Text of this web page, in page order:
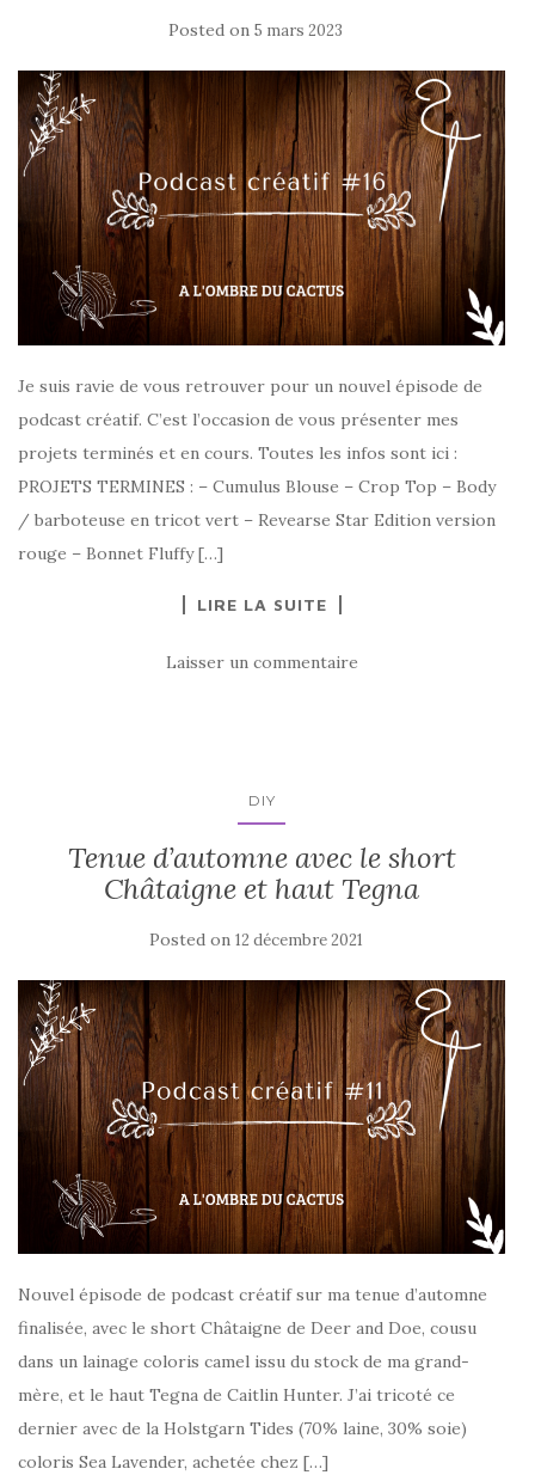
Posted on 5 mars 2023
Je suis ravie de vous retrouver pour un nouvel épisode de
podcast créatif. C’est l’occasion de vous présenter mes
projets terminés et en cours. Toutes les infos sont ici :
PROJETS TERMINES : – Cumulus Blouse – Crop Top – Body
/ barboteuse en tricot vert – Revearse Star Edition version
rouge – Bonnet Fluffy […]
LIRE LA SUITE
Laisser un commentaire
DIY
Tenue d’automne avec le short
Châtaigne et haut Tegna
Posted on 12 décembre 2021
Nouvel épisode de podcast créatif sur ma tenue d’automne
finalisée, avec le short Châtaigne de Deer and Doe, cousu
dans un lainage coloris camel issu du stock de ma grand-
mère, et le haut Tegna de Caitlin Hunter. J’ai tricoté ce
dernier avec de la Holstgarn Tides (70% laine, 30% soie)
coloris Sea Lavender, achetée chez […]